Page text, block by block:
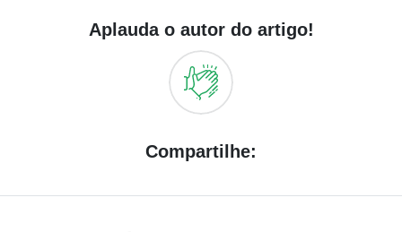
Aplauda o autor do artigo!
Compartilhe: